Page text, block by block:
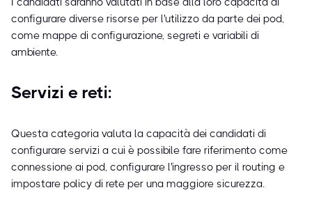
configurare diverse risorse per l'utilizzo da parte dei pod,
come mappe di configurazione, segreti e variabili di
ambiente.
Servizi e reti:
Questa categoria valuta la capacità dei candidati di
configurare servizi a cui è possibile fare riferimento come
connessione ai pod, configurare l'ingresso per il routing e
impostare policy di rete per una maggiore sicurezza.